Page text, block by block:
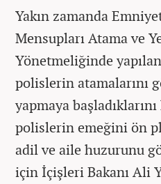
Yakın zamanda
Mensupları Atama ve
Yönetmeliğinde
polislerin atamalarını
yapmaya
polislerin emeğini ön
adil ve aile huzurunu
için İçişleri Bakanı Ali